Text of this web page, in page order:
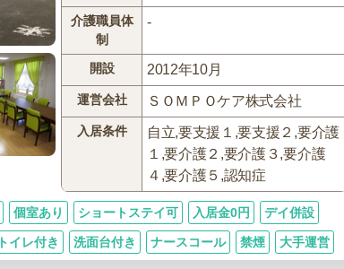
介護職員体
制
-
開設 2012年10月
運営会社 ＳＯＭＰＯケア株式会社
入居条件
自立,要支援１,要支援２,要介護
１,要介護２,要介護３,要介護
４,要介護５,認知症
個室あり ショートステイ可 入居金0円 デイ併設
トイレ付き 洗面台付き ナースコール 禁煙 大手運営